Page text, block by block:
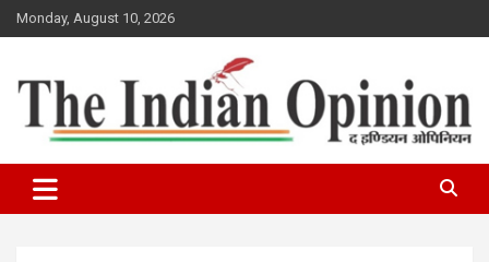
Skip
to
Monday, August 10, 2026
Indian Opinion News